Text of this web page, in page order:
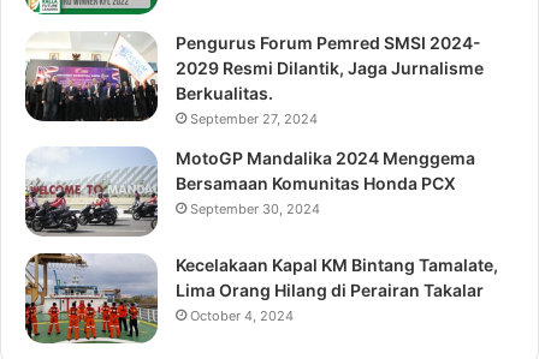
Pengurus Forum Pemred SMSI 2024-
2029 Resmi Dilantik, Jaga Jurnalisme
Berkualitas.
September 27, 2024
MotoGP Mandalika 2024 Menggema
Bersamaan Komunitas Honda PCX
September 30, 2024
Kecelakaan Kapal KM Bintang Tamalate,
Lima Orang Hilang di Perairan Takalar
October 4, 2024